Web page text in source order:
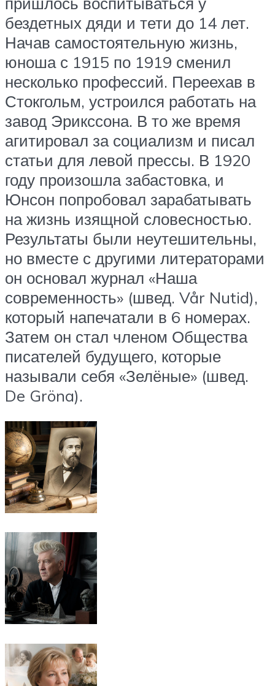
бездетных дяди и тети до 14 лет.
Начав самостоятельную жизнь,
юноша с 1915 по 1919 сменил
несколько профессий. Переехав в
Стокгольм, устроился работать на
завод Эрикссона. В то же время
агитировал за социализм и писал
статьи для левой прессы. В 1920
году произошла забастовка, и
Юнсон попробовал зарабатывать
на жизнь изящной словесностью.
Результаты были неутешительны,
но вместе с другими литераторами
он основал журнал «Наша
современность» (швед. Vår Nutid),
который напечатали в 6 номерах.
Затем он стал членом Общества
писателей будущего, которые
называли себя «Зелёные» (швед.
De Gröna).